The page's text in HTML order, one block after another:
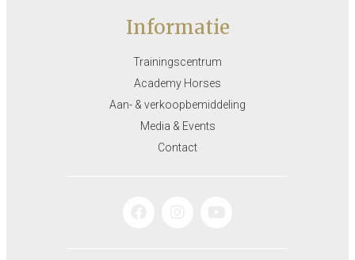
Informatie
Trainingscentrum
Academy Horses
Aan- & verkoopbemiddeling
Media & Events
Contact